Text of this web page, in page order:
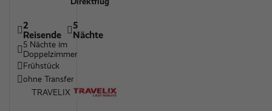
2
Reisende
5
Nächte
5 Nächte im
Doppelzimmer
Frühstück
ohne Transfer
TRAVELIX